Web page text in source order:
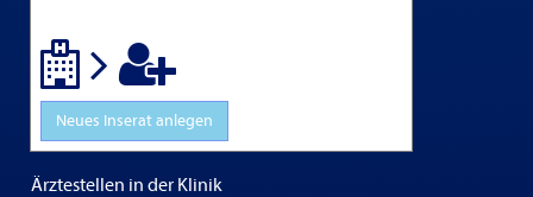
Neues Inserat anlegen
Ärztestellen in der Klinik